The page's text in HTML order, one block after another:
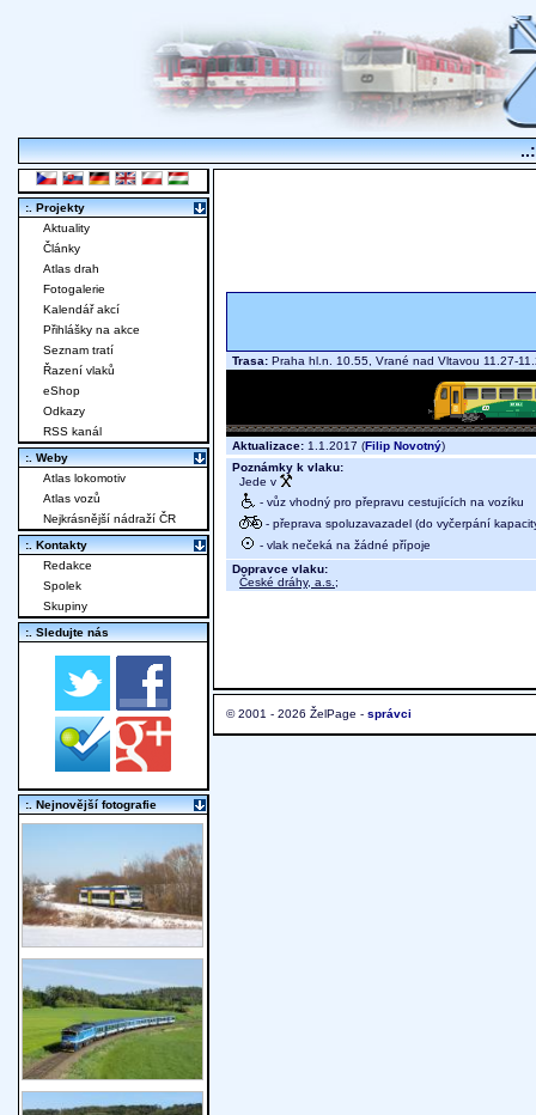
Trasa: Praha hl.n. 10.55, Vrané nad Vltavou 11.27-
Aktualizace: 1.1.2017 (Filip Novotný)
Poznámky k vlaku:
Jede v
- vůz vhodný pro přepravu cestujících na vozíku
- přeprava spoluzavazadel (do vyčerpání
- vlak nečeká na žádné přípoje
Dopravce vlaku:
České dráhy, a.s. ;
© 2001 - 2026 ŽelPage - správci
:. Projekty
Aktuality
Články
Atlas drah
Fotogalerie
Kalendář akcí
Přihlášky na akce
Seznam tratí
Řazení vlaků
eShop
Odkazy
RSS kanál
:. Weby
Atlas lokomotiv
Atlas vozů
Nejkrásnější nádraží ČR
:. Kontakty
Redakce
Spolek
Skupiny
:. Sledujte nás
:. Nejnovější fotografie